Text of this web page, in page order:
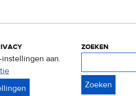
instellingen aan.
zoeken